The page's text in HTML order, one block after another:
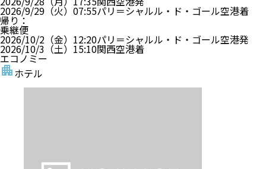
2026/9/29（火） 07:55パリ＝シャルル・ド・ゴール空港着
帰り ：
乗継便
2026/10/2（金） 12:20パリ＝シャルル・ド・ゴール空港発
2026/10/3（土） 15:10関西空港着
エコノミー
ホテル